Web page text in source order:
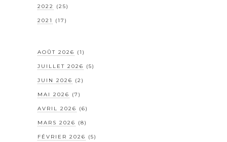
2022 (25)
2021 (17)
AOÛT 2026 (1)
JUILLET 2026 (5)
JUIN 2026 (2)
MAI 2026 (7)
AVRIL 2026 (6)
MARS 2026 (8)
FÉVRIER 2026 (5)